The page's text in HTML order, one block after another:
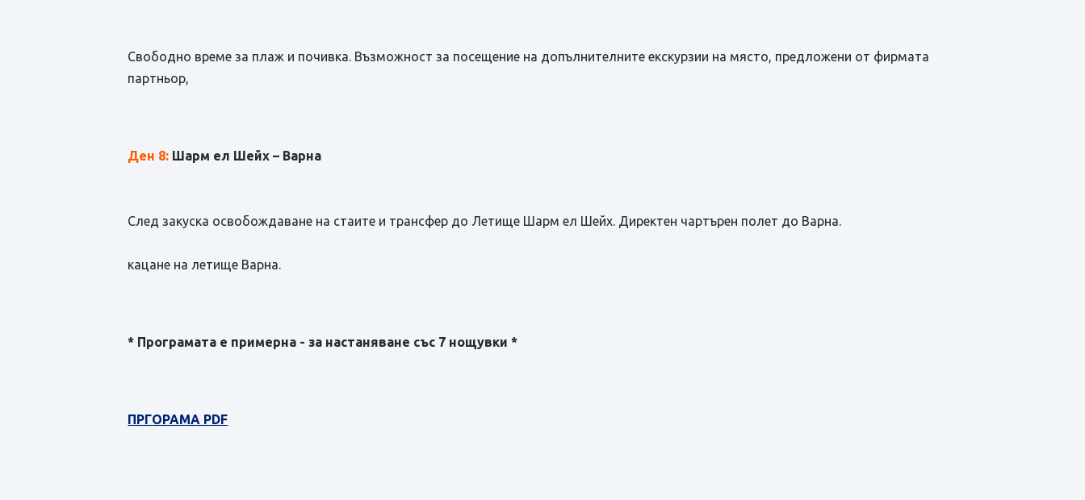
Свободно време за плаж и почивка. Възможност за посещение на допълнителните екскурзии на място, предложени от фирмата
партньор,
Ден 8: Шарм ел Шейх – Варна
След закуска освобождаване на стаите и трансфер до Летище Шарм ел Шейх. Директен чартърен полет до Варна.
кацане на летище Варна.
* Програмата е примерна - за настаняване със 7 нощувки *
ПРГОРАМА PDF